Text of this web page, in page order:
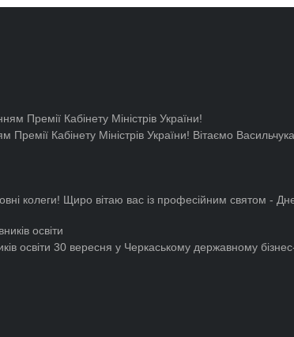
Кабінету Міністрів України! Вітаємо
колеги! Щиро вітаю вас із професійним святом -
освіти 30 вересня у Черкаському державному бізнес-